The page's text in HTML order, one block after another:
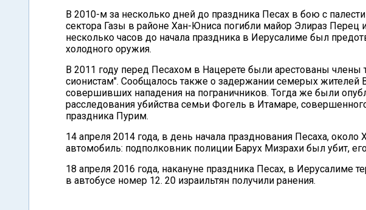
В 2010-м за несколько дней до праздника Песах в бою с
сектора Газы в районе Хан-Юниса погибли майор Элираз Перец
несколько часов до начала праздника в Иерусалиме был
холодного оружия.
В 2011 году перед Песахом в Нацерете были арестованы члены
сионистам". Сообщалось также о задержании семерых жителей
совершивших нападения на пограничников. Тогда же были
расследования убийства семьи Фогель в Итамаре,
праздника Пурим.
14 апреля 2014 года, в день начала празднования Песаха,
автомобиль: подполковник полиции Барух Мизрахи был убит,
18 апреля 2016 года, накануне праздника Песах, в Иерусалиме
в автобусе номер 12. 20 израильтян получили ранения.